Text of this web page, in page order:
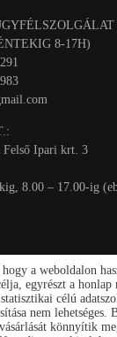
8-17H)
Felső Ipari krt. 3
8.00 – 17.00-ig
a weboldalon
egyrészt a
célú
nem
könnyítik